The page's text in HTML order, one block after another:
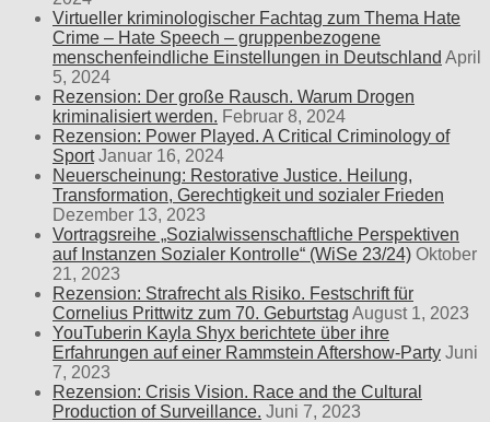
Virtueller kriminologischer Fachtag zum Thema Hate
Crime – Hate Speech – gruppenbezogene
menschenfeindliche Einstellungen in Deutschland April
5, 2024
Rezension: Der große Rausch. Warum Drogen
kriminalisiert werden. Februar 8, 2024
Rezension: Power Played. A Critical Criminology of
Sport Januar 16, 2024
Neuerscheinung: Restorative Justice. Heilung,
Transformation, Gerechtigkeit und sozialer Frieden
Dezember 13, 2023
Vortragsreihe „Sozialwissenschaftliche Perspektiven
auf Instanzen Sozialer Kontrolle“ (WiSe 23/24) Oktober
21, 2023
Rezension: Strafrecht als Risiko. Festschrift für
Cornelius Prittwitz zum 70. Geburtstag August 1, 2023
YouTuberin Kayla Shyx berichtete über ihre
Erfahrungen auf einer Rammstein Aftershow-Party Juni
7, 2023
Rezension: Crisis Vision. Race and the Cultural
Production of Surveillance. Juni 7, 2023